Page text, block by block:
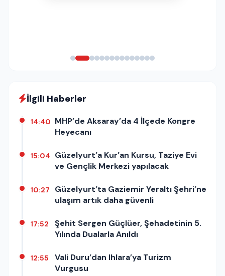
İlgili Haberler
14:40 MHP’de Aksaray’da 4 İlçede Kongre
Heyecanı
15:04
Güzelyurt’a Kur’an Kursu, Taziye Evi
ve Gençlik Merkezi yapılacak
10:27
Güzelyurt’ta Gaziemir Yeraltı Şehri’ne
ulaşım artık daha güvenli
17:52
Şehit Sergen Güçlüer, Şehadetinin 5.
Yılında Dualarla Anıldı
12:55
Vali Duru’dan Ihlara’ya Turizm
Vurgusu